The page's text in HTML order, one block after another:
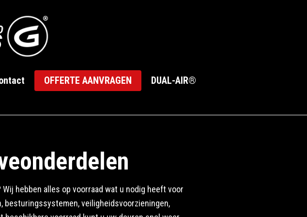
OFFERTE AANVRAGEN DUAL-AIR®
hebben alles op voorraad wat u nodig heeft voor
besturingssystemen, veiligheidsvoorzieningen,